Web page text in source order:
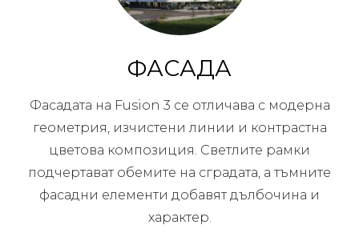
ФАСАДА
Фасадата на Fusion 3 се отличава с модерна
геометрия, изчистени линии и контрастна
цветова композиция. Светлите рамки
подчертават обемите на сградата, а тъмните
фасадни елементи добавят дълбочина и
характер.